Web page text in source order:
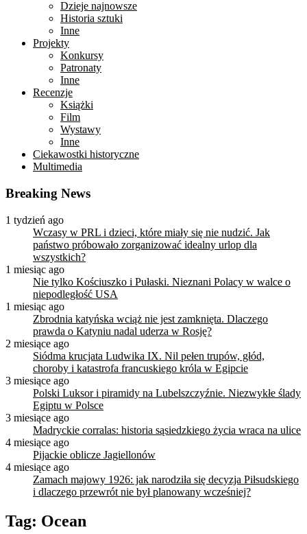
Dzieje najnowsze
Historia sztuki
Inne
Projekty
Konkursy
Patronaty
Inne
Recenzje
Książki
Film
Wystawy
Inne
Ciekawostki historyczne
Multimedia
Breaking News
1 tydzień ago
Wczasy w PRL i dzieci, które miały się nie nudzić. Jak
państwo próbowało zorganizować idealny urlop dla
wszystkich?
1 miesiąc ago
Nie tylko Kościuszko i Pułaski. Nieznani Polacy w walce o
niepodległość USA
1 miesiąc ago
Zbrodnia katyńska wciąż nie jest zamknięta. Dlaczego
prawda o Katyniu nadal uderza w Rosję?
2 miesiące ago
Siódma krucjata Ludwika IX. Nil pełen trupów, głód,
choroby i katastrofa francuskiego króla w Egipcie
3 miesiące ago
Polski Luksor i piramidy na Lubelszczyźnie. Niezwykłe ślady
Egiptu w Polsce
3 miesiące ago
Madryckie corralas: historia sąsiedzkiego życia wraca na ulice
4 miesiące ago
Pijackie oblicze Jagiellonów
4 miesiące ago
Zamach majowy 1926: jak narodziła się decyzja Piłsudskiego
i dlaczego przewrót nie był planowany wcześniej?
Tag: Ocean